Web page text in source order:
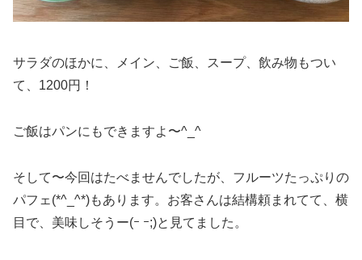
サラダのほかに、メイン、ご飯、スープ、飲み物もつい
て、1200円！
ご飯はパンにもできますよ〜^_^
そして〜今回はたべませんでしたが、フルーツたっぷりの
パフェ(*^_^*)もあります。お客さんは結構頼まれてて、横
目で、美味しそうー(ｰ ｰ;)と見てました。